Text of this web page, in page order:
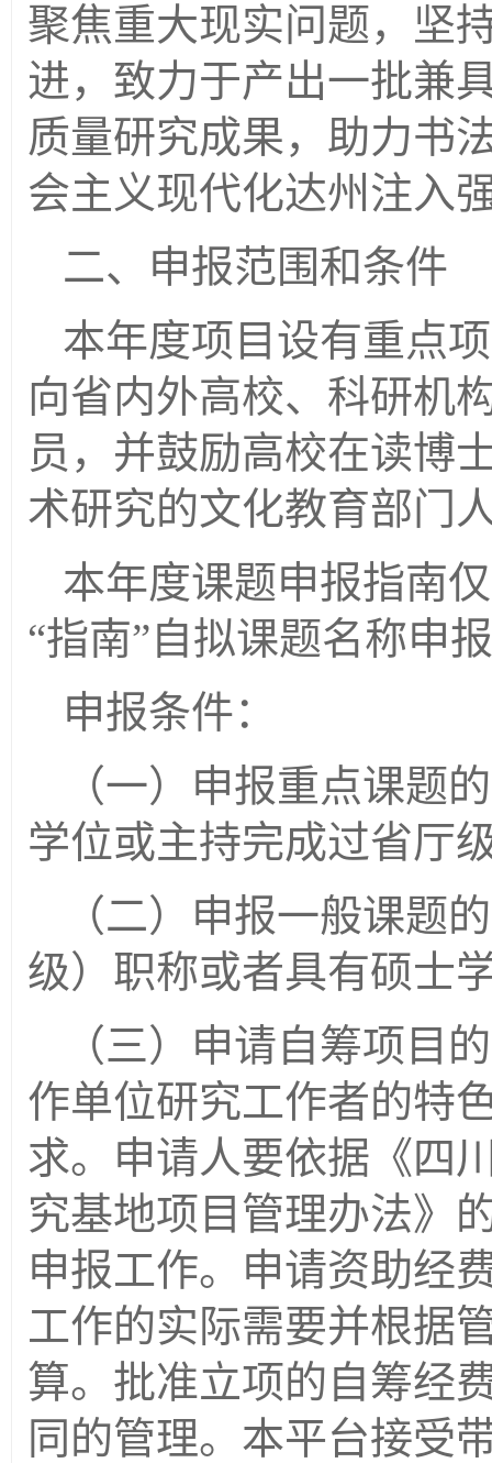
聚焦重大现实问题，坚
进，致力于产出一批兼
质量研究成果，助力书
会主义现代化达州注入
二、申报范围和条件
本年度项目设有重点
向省内外高校、科研机
员，并鼓励高校在读博
术研究的文化教育部门
本年度课题申报指南
“指南”自拟课题名称申
申报条件：
（一）申报重点课题
学位或主持完成过省厅
（二）申报一般课题
级）职称或者具有硕士
（三）申请自筹项目
作单位研究工作者的特
求。申请人要依据《四
究基地项目管理办法》
申报工作。申请资助经
工作的实际需要并根据
算。批准立项的自筹经
同的管理。本平台接受